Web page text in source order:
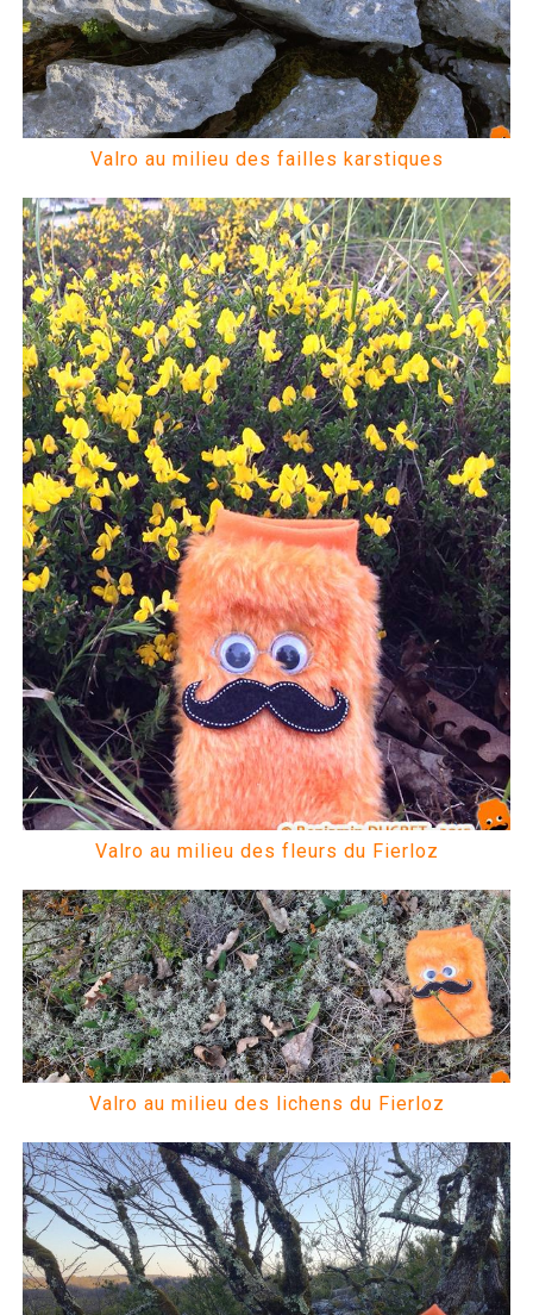
Valro au milieu des failles karstiques
Valro au milieu des fleurs du Fierloz
Valro au milieu des lichens du Fierloz